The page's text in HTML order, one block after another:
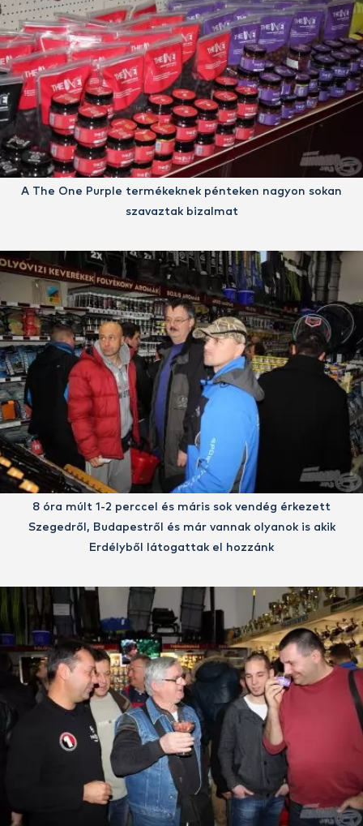
A The One Purple termékeknek pénteken nagyon sokan
szavaztak bizalmat
8 óra múlt 1-2 perccel és máris sok vendég érkezett
Szegedről, Budapestről és már vannak olyanok is akik
Erdélyből látogattak el hozzánk